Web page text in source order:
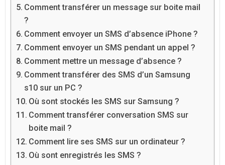
Comment transférer un message sur boite mail
?
Comment envoyer un SMS d’absence iPhone ?
Comment envoyer un SMS pendant un appel ?
Comment mettre un message d’absence ?
Comment transférer des SMS d’un Samsung
s10 sur un PC ?
Où sont stockés les SMS sur Samsung ?
Comment transférer conversation SMS sur
boite mail ?
Comment lire ses SMS sur un ordinateur ?
Où sont enregistrés les SMS ?